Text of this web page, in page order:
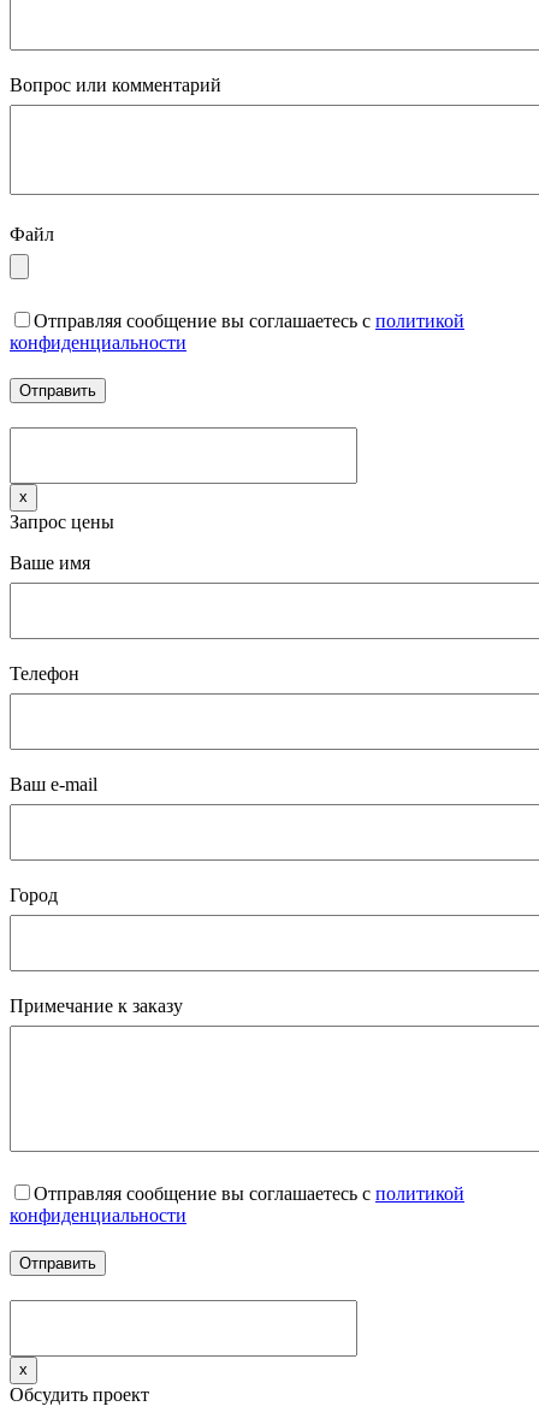
Вопрос или комментарий
Файл
Отправляя сообщение вы соглашаетесь с политикой
конфиденциальности
x
Запрос цены
Ваше имя
Телефон
Ваш e-mail
Город
Примечание к заказу
Отправляя сообщение вы соглашаетесь с политикой
конфиденциальности
x
Обсудить проект